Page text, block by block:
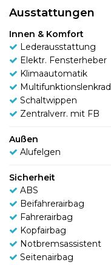
Ausstattungen
Innen & Komfort
Lederausstattung
Elektr. Fensterheber
Klimaautomatik
Multifunktionslenkrad
Schaltwippen
Zentralverr. mit FB
Außen
Alufelgen
Sicherheit
ABS
Beifahrerairbag
Fahrerairbag
Kopfairbag
Notbremsassistent
Seitenairbag